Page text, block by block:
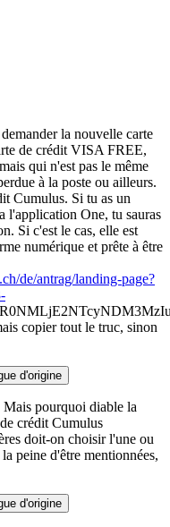
la nouvelle carte
de crédit VISA FREE,
qui n'est pas le même
à la poste ou ailleurs.
Cumulus. Si tu as un
l'application One, tu sauras
Si c'est le cas, elle est
numérique et prête à être
de/antrag/landing-page?
copier tout le truc, sinon
d'origine
pourquoi diable la
crédit Cumulus
doit-on choisir l'une ou
peine d'être mentionnées,
d'origine